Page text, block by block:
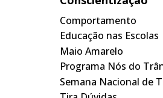
Comportamento
Educação nas Escolas
Maio Amarelo
Programa Nós do
Semana Nacional de